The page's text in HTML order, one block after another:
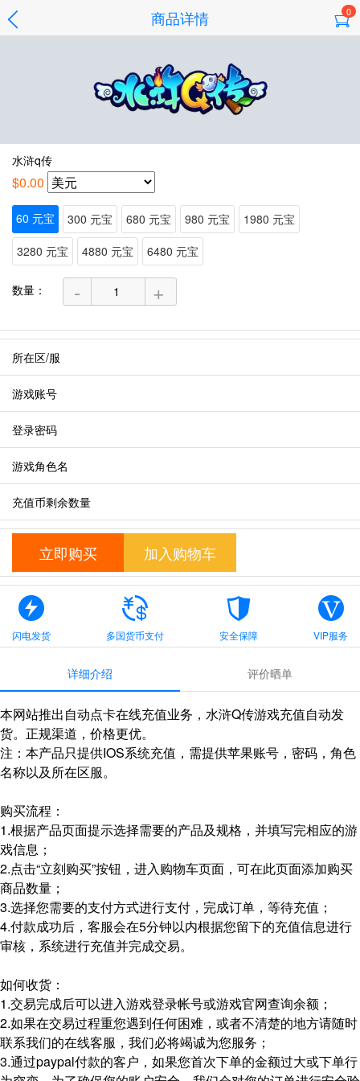
商品详情 0
水浒q传
$0.00
60 元宝 300 元宝 680 元宝 980 元宝
1980 元宝
3280 元宝
4880 元宝 6480 元宝
数量： - +
所在区/服
游戏账号
登录密码
游戏角色名
充值币剩余数量
立即购买 加入购物车
闪电发货 多国货币支付 安全保障 VIP服务
详细介绍 评价晒单
本网站推出自动点卡在线充值业务，水浒Q传游戏充值自动发
货。正规渠道，价格更优。
注：本产品只提供IOS系统充值，需提供苹果账号，密码，角色
名称以及所在区服。
购买流程：
1.根据产品页面提示选择需要的产品及规格，并填写完相应的游
戏信息；
2.点击“立刻购买”按钮，进入购物车页面，可在此页面添加购买
商品数量；
3.选择您需要的支付方式进行支付，完成订单，等待充值；
4.付款成功后，客服会在5分钟以内根据您留下的充值信息进行
审核，系统进行充值并完成交易。
如何收货：
1.交易完成后可以进入游戏登录帐号或游戏官网查询余额；
2.如果在交易过程重您遇到任何困难，或者不清楚的地方请随时
联系我们的在线客服，我们必将竭诚为您服务；
3.通过paypal付款的客户，如果您首次下单的金额过大或下单行